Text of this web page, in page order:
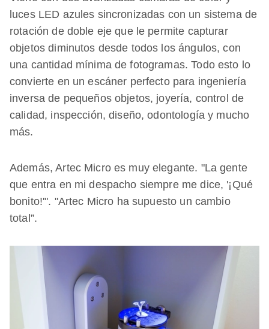
luces LED azules sincronizadas con un sistema de
rotación de doble eje que le permite capturar
objetos diminutos desde todos los ángulos, con
una cantidad mínima de fotogramas. Todo esto lo
convierte en un escáner perfecto para ingeniería
inversa de pequeños objetos, joyería, control de
calidad, inspección, diseño, odontología y mucho
más.
Además, Artec Micro es muy elegante. "La gente
que entra en mi despacho siempre me dice, '¡Qué
bonito!'". "Artec Micro ha supuesto un cambio
total”.